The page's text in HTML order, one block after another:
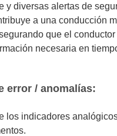
y diversas alertas de
a una conducción
que el
necesaria en
error / anomalías:
los indicadores